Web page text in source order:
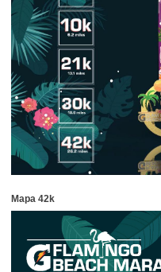
Mapa 42k